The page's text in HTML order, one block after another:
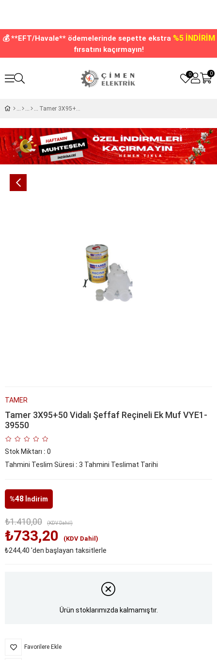
💰 **EFT/Havale** ödemelerinde sepette ekstra %5 İNDİRİM
fırsatını kaçırmayın!
0
0
Tamer 3X95+50 Vidalı Şeffaf Reçineli Ek Muf VYE1-39550
TAMER
Tamer 3X95+50 Vidalı Şeffaf Reçineli Ek Muf VYE1-
39550
Stok Miktarı : 0
Tahmini Teslim Süresi : 3 Tahmini Teslimat Tarihi
%48 İndirim
₺1.410,00 (KDV Dahil)
₺733,20 (KDV Dahil)
₺244,40 'den başlayan taksitlerle
Ürün stoklarımızda kalmamıştır.
Favorilere Ekle